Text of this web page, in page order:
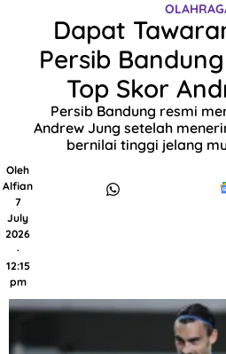
Dapat
Persib
Top Skor
Persib Bandung resmi
Andrew Jung setelah
bernilai tinggi jelang
Oleh
Alfian
7
July
2026
·
12:15
pm